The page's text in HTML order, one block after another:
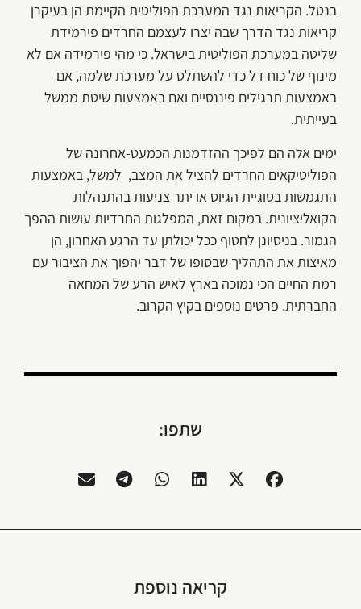
בנטל. הקריאות נגד המערכת הפוליטית הקיימת הן בעיקרן
קריאות נגד הדרך שבה יצרו לעצמם החרדים פירמידת
שליטה במערכת הפוליטית בישראל. כי מהי פירמידה אם לא
מינוף של כוח דל כדי להשתלט על מערכת שלמה, אם
באמצעות תרגילים פיננסיים ואם באמצעות שיטת ממשל
בעייתית.
ימים אלה הם לפיכך ההזדמנות הכמעט-אחרונה של
הפוליטיקאים החרדים להציל את המצב, למשל, באמצעות
התגמשות בסוגיית הגיוס או יתר צניעות בהתנהלות
הקואליציונית. במקום זאת, המפלגות החרדיות עושות ההפך
הגמור. בניסיונן לחטוף ככל יכולתן עד הרגע האחרון, הן
מאיצות את התהליך שבסופו של דבר יהפוך את הציבור עם
רמת החיים הכי נמוכה בארץ לאיש הרע של המחאה
החברתית. פרטים נוספים בקיץ הקרוב.
שתפו:
קריאה נוספת